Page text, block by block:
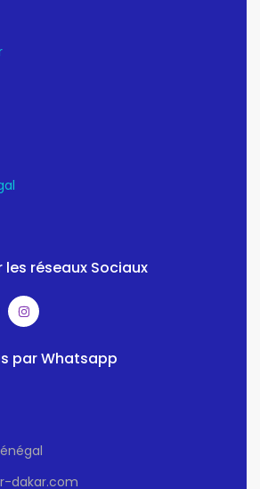
les réseaux Sociaux
par Whatsapp
dakar.com